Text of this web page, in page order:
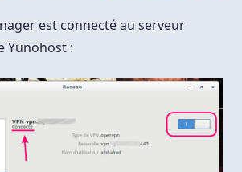
est connecté au serveur
Yunohost :